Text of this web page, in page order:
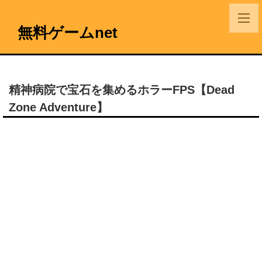
無料ゲームnet
精神病院で宝石を集めるホラーFPS【Dead
Zone Adventure】